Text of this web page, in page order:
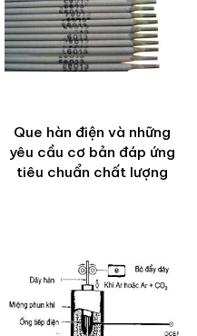
Que hàn điện và những
yêu cầu cơ bản đáp ứng
tiêu chuẩn chất lượng